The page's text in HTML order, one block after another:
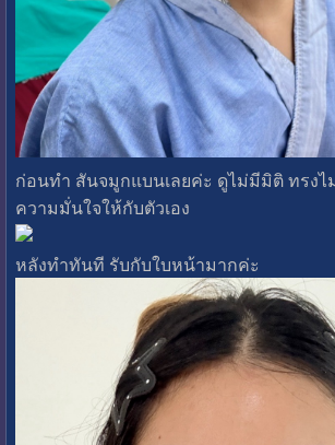
ก่อนทำ สันจมูกแบนเลยค่ะ ดูไม่มีมิติ ทรงไ
ความมั่นใจให้กับตัวเอง
หลังทำทันที รับกับใบหน้ามากค่ะ